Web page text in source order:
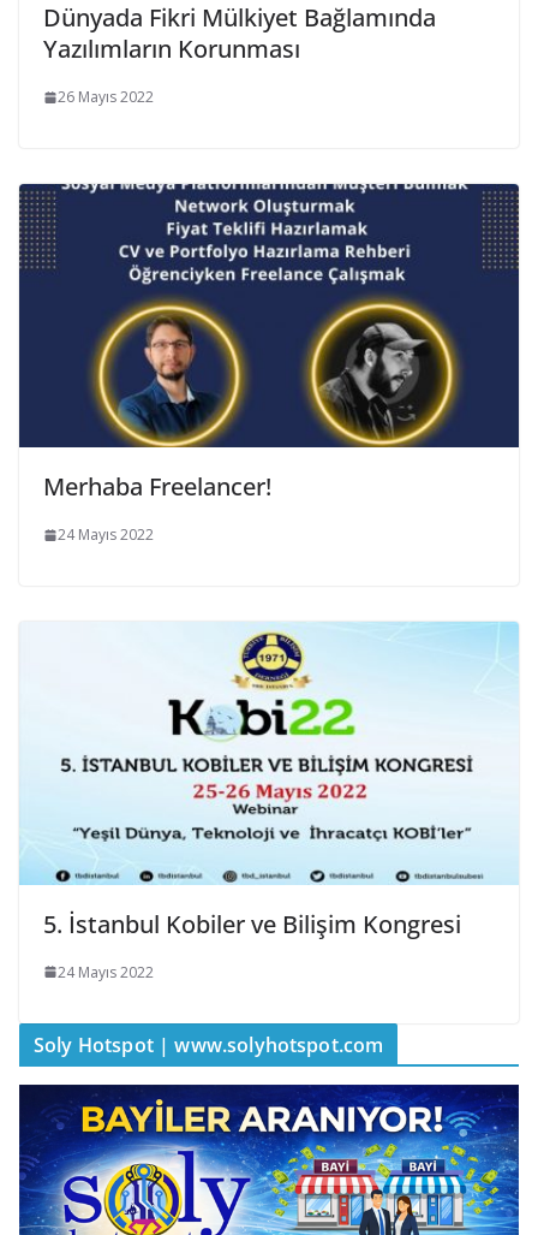
Dünyada Fikri Mülkiyet Bağlamında
Yazılımların Korunması
26 Mayıs 2022
Merhaba Freelancer!
24 Mayıs 2022
5. İstanbul Kobiler ve Bilişim Kongresi
24 Mayıs 2022
Soly Hotspot | www.solyhotspot.com